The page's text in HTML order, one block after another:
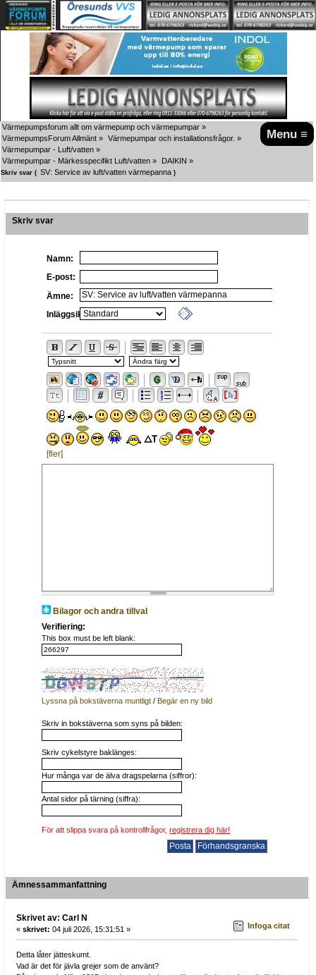
Menu ≡
Värmepumpsforum allt om värmepump och värmepumpar »
VärmepumpsForum Allmänt » Värmepumpar och installationsfrågor. »
Värmepumpar - Luft/vatten »
Värmepumpar - Märkesspecifikt Luft/vatten » DAIKIN »
Skriv svar ( SV: Service av luft/vatten värmepanna )
Skriv svar
Namn:
E-post:
Ämne:
Inläggsikon:
[fler]
Bilagor och andra tillval
Verifiering:
This box must be left blank:
Lyssna på bokstäverna muntligt /Begär en ny bild
Skriv in bokstäverna som syns på bilden:
Skriv cykelstyre baklänges:
Hur många var de älva dragspelarna (siffror):
Antal sidor på tärning (siffra):
För att slippa svara på kontrollfrågor,registrera dig här!
Ämnessammanfattning
Skrivet av: Carl N
« skrivet: 04 juli 2026, 15:31:51 » Infoga citat
Detta låter jätteskumt.
Vad är det för jävla grejer som de använt?